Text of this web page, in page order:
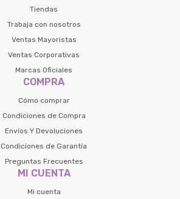
Tiendas
Trabaja con nosotros
Ventas Mayoristas
Ventas Corporativas
Marcas Oficiales
COMPRA
Cómo comprar
Condiciones de Compra
Envíos Y Devoluciones
Condiciones de Garantía
Preguntas Frecuentes
MI CUENTA
Mi cuenta